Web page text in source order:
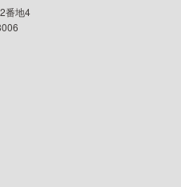
番地4